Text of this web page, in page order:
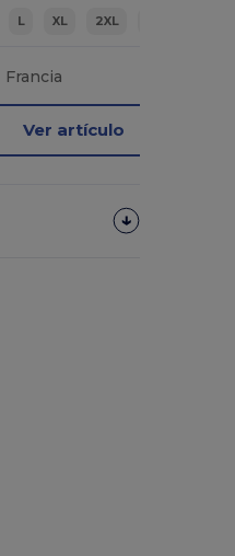
L XL 2XL
Francia
Ver artículo